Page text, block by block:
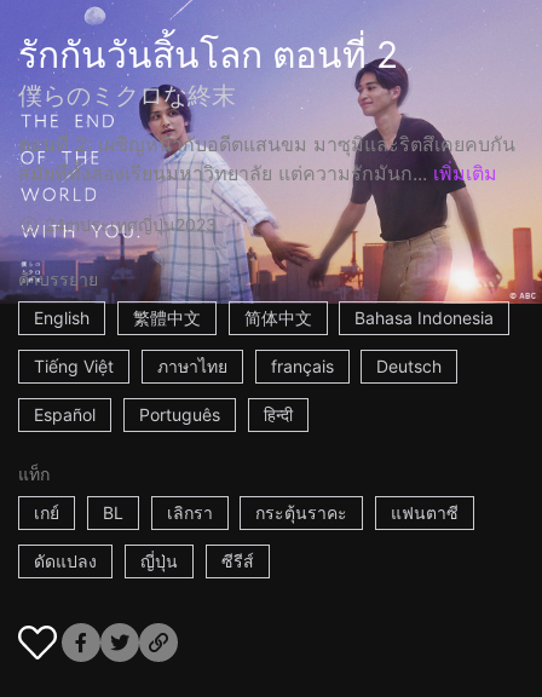
รักกันวันสิ้นโลก ตอนที่ 2
僕らのミクロな終末
ตอนที่ 2: เผชิญหน้ากับอดีตแสนขม มาซุมิและริตสึเคยคบกัน
สมัยที่ทั้งสองเรียนมหาวิทยาลัย แต่ความรักมันก... เพิ่มเติม
24mประเทศญี่ปุ่น2023
คำบรรยาย
English
繁體中文 简体中文 Bahasa Indonesia
Tiếng Việt ภาษาไทย français Deutsch
Español Português हिन्दी
แท็ก
เกย์
BL เลิกรา กระตุ้นราคะ แฟนตาซี
ดัดแปลง ญี่ปุ่น ซีรีส์